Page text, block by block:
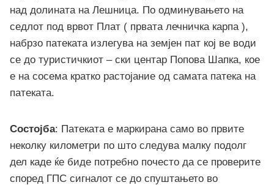
над долината на Лешница. По одминувањето на
седлот под врвот Плат ( првата лечничка карпа ),
набрзо патеката излегува на земјен пат кој ве води
се до туристичкиот – ски центар Попова Шапка, кое
е на сосема кратко растојание од самата патека на
патеката.
Состојба: Патеката е маркирана само во првите
неколку километри по што следува малку подолг
дел каде ќе биде потребно почесто да се проверите
според ГПС сигналот се до спуштањето во